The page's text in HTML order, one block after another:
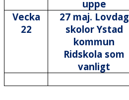
uppe
Vecka
22
27 maj. Lovdag
skolor Ystad
kommun
Ridskola som
vanligt